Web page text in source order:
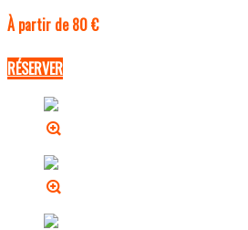
À partir de 80 €
RÉSERVER